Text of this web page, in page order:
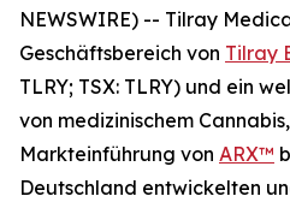
NEWSWIRE) -- Tilray
Geschäftsbereich von Tilray
TLRY; TSX: TLRY) und ein
von medizinischem
Markteinführung von ARX™
Deutschland entwickelten